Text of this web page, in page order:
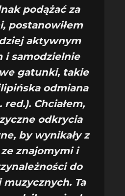
podążać za
postanowiłem
aktywnym
i samodzielnie
gatunki, takie
odmiana
red.). Chciałem,
odkrycia
by wynikały z
znajomymi i
do
muzycznych. Ta